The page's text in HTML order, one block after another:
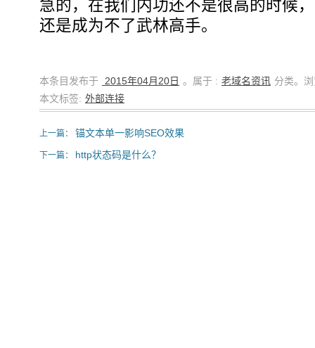
急的，在我们内功还不是很高的时候
还是成为不了武林高手。
本条目发布于 2015年04月20日 。属于 : 老域名资讯 分类。
本文标签: 外部连接
上一篇： 锚文本单一影响SEO效果
下一篇： http状态码是什么？